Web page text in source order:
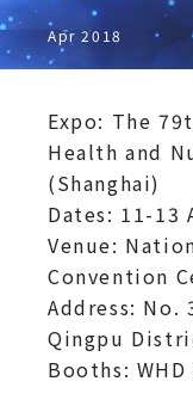
Apr 2018
Expo: The
Health and
(Shanghai)
Dates: 11-13
Venue:
Convention
Address: No.
Qingpu
Booths: WHD